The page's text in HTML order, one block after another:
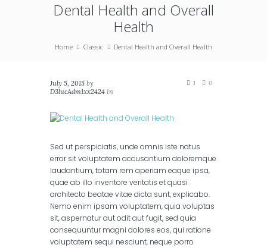
Dental Health and Overall
Health
Home Classic Dental Health and Overall Health
July 5, 2015 by
D3lucAdm1xx2424 in
columns),Portfolio (2
1 0
Sed ut perspiciatis, unde omnis iste natus
error sit voluptatem accusantium doloremque
laudantium, totam rem aperiam eaque ipsa,
quae ab illo inventore veritatis et quasi
architecto beatae vitae dicta sunt, explicabo.
Nemo enim ipsam voluptatem, quia voluptas
sit, aspernatur aut odit aut fugit, sed quia
consequuntur magni dolores eos, qui ratione
voluptatem sequi nesciunt, neque porro